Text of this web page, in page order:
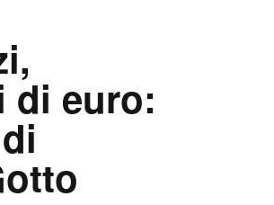
di euro: